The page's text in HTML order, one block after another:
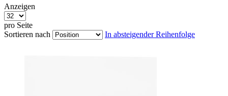
Anzeigen
pro Seite
Sortieren nach
In absteigender Reihenfolge